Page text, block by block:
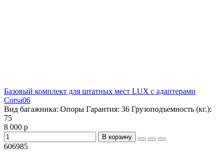
Базовый комплект для штатных мест LUX с адаптерами
Corsa06
Вид багажника: Опоры Гарантия: 36 Грузоподъемность (кг.):
75
8 000 р
В корзину
606985